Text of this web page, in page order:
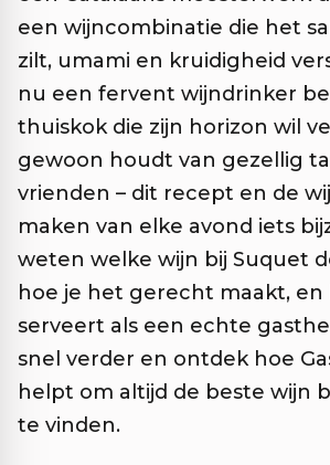
een wijncombinatie die het
zilt, umami en kruidigheid
nu een fervent wijndrinker
thuiskok die zijn horizon wil
gewoon houdt van gezellig
vrienden – dit recept en de
maken van elke avond iets
weten welke wijn bij Suquet
hoe je het gerecht maakt, en
serveert als een echte
snel verder en ontdek hoe
helpt om altijd de beste wijn
te vinden.